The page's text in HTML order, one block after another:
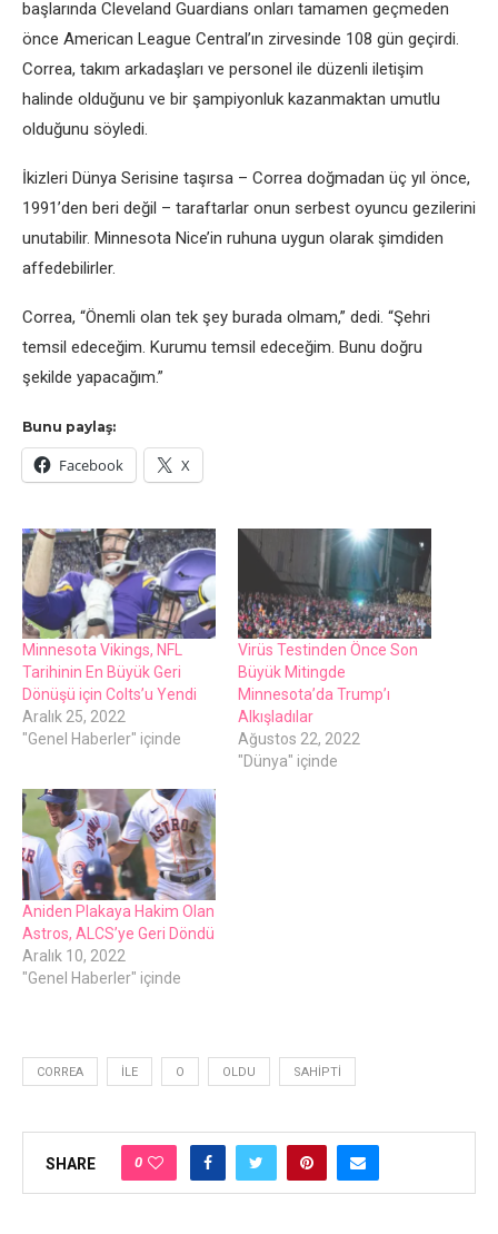
başlarında Cleveland Guardians onları tamamen geçmeden
önce American League Central’ın zirvesinde 108 gün geçirdi.
Correa, takım arkadaşları ve personel ile düzenli iletişim
halinde olduğunu ve bir şampiyonluk kazanmaktan umutlu
olduğunu söyledi.
İkizleri Dünya Serisine taşırsa – Correa doğmadan üç yıl önce,
1991’den beri değil – taraftarlar onun serbest oyuncu gezilerini
unutabilir. Minnesota Nice’in ruhuna uygun olarak şimdiden
affedebilirler.
Correa, “Önemli olan tek şey burada olmam,” dedi. “Şehri
temsil edeceğim. Kurumu temsil edeceğim. Bunu doğru
şekilde yapacağım.”
Bunu paylaş:
Facebook X
Minnesota Vikings, NFL
Tarihinin En Büyük Geri
Dönüşü için Colts’u Yendi
Aralık 25, 2022
"Genel Haberler" içinde
Virüs Testinden Önce Son
Büyük Mitingde
Minnesota’da Trump’ı
Alkışladılar
Ağustos 22, 2022
"Dünya" içinde
Aniden Plakaya Hakim Olan
Astros, ALCS’ye Geri Döndü
Aralık 10, 2022
"Genel Haberler" içinde
CORREA İLE O OLDU SAHIPTI
SHARE 0